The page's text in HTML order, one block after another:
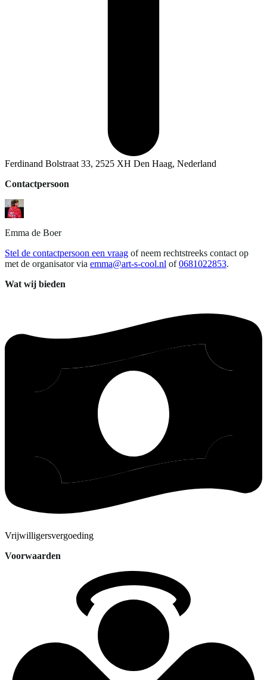
Ferdinand Bolstraat 33, 2525 XH Den Haag, Nederland
Contactpersoon
Emma de Boer
Stel de contactpersoon een vraag of neem rechtstreeks contact op
met de organisator via emma@art-s-cool.nl of 0681022853.
Wat wij bieden
Vrijwilligersvergoeding
Voorwaarden